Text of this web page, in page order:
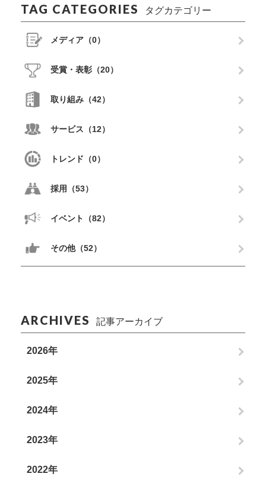
TAG CATEGORIES タグカテゴリー
メディア（0）
受賞・表彰（20）
取り組み（42）
サービス（12）
トレンド（0）
採用（53）
イベント（82）
その他（52）
ARCHIVES 記事アーカイブ
2026年
2025年
2024年
2023年
2022年